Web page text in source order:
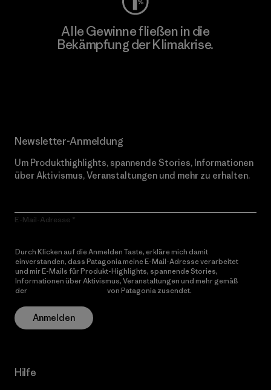
Alle Gewinne fließen in die
Bekämpfung der Klimakrise.
Newsletter-Anmeldung
Um Produkthighlights, spannende Stories, Informationen
über Aktivismus, Veranstaltungen und mehr zu erhalten.
E-Mail-Adresse
Durch Klicken auf die Anmelden Taste, erkläre mich damit
einverstanden, dass Patagonia meine E-Mail-Adresse verarbeitet
und mir E-Mails für Produkt-Highlights, spannende Stories,
Informationen über Aktivismus, Veranstaltungen und mehr gemäß
der
von Patagonia zusendet.
Anmelden
Hilfe